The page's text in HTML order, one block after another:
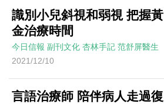
識別小兒斜視和弱視 把握黃
金治療時間
今日信報 副刊文化 杏林手記 范舒屏醫生
2021/12/10
言語治療師 陪伴病人走過復